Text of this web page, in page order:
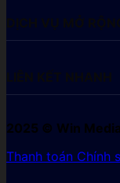
DỊCH VỤ MỞ
LIÊN KẾT NHANH
2025 © Win Media
Thanh toán Chính